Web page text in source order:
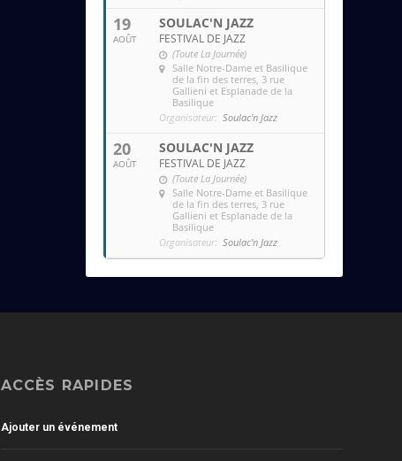
19
AOÛT
SOULAC'N JAZZ
FESTIVAL DE JAZZ
(Toute La Journée)
Salle Notre-Dame et Basilique
de la fin des terres , 3 rue
Gallieni et Esplanade de la
Basilique
Organisateur: Soulac'n Jazz
20
AOÛT
SOULAC'N JAZZ
FESTIVAL DE JAZZ
(Toute La Journée)
Salle Notre-Dame et Basilique
de la fin des terres , 3 rue
Gallieni et Esplanade de la
Basilique
Organisateur: Soulac'n Jazz
ACCÈS RAPIDES
Ajouter un événement